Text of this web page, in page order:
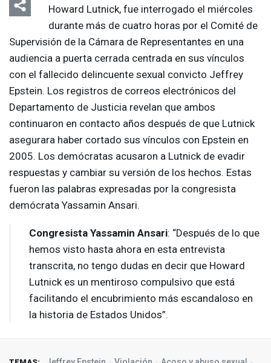
Howard Lutnick, fue interrogado el miércoles
durante más de cuatro horas por el Comité de
Supervisión de la Cámara de Representantes en una
audiencia a puerta cerrada centrada en sus vínculos
con el fallecido delincuente sexual convicto Jeffrey
Epstein. Los registros de correos electrónicos del
Departamento de Justicia revelan que ambos
continuaron en contacto años después de que Lutnick
asegurara haber cortado sus vínculos con Epstein en
2005. Los demócratas acusaron a Lutnick de evadir
respuestas y cambiar su versión de los hechos. Estas
fueron las palabras expresadas por la congresista
demócrata Yassamin Ansari.
Congresista Yassamin Ansari: “Después de lo que
hemos visto hasta ahora en esta entrevista
transcrita, no tengo dudas en decir que Howard
Lutnick es un mentiroso compulsivo que está
facilitando el encubrimiento más escandaloso en
la historia de Estados Unidos”.